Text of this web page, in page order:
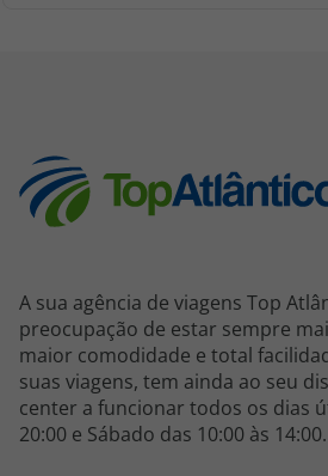
A sua agência de viagens Top
preocupação de estar sempre
maior comodidade e total
suas viagens, tem ainda ao seu
center a funcionar todos os dias
20:00 e Sábado das 10:00 às 14:00.